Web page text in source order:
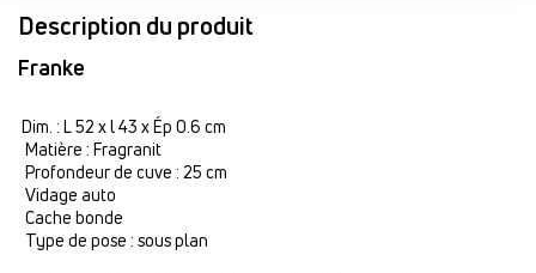
Description du produit
Franke
Dim. : L 52 x l 43 x Ép 0.6 cm
Matière : Fragranit
Profondeur de cuve : 25 cm
Vidage auto
Cache bonde
Type de pose : sous plan